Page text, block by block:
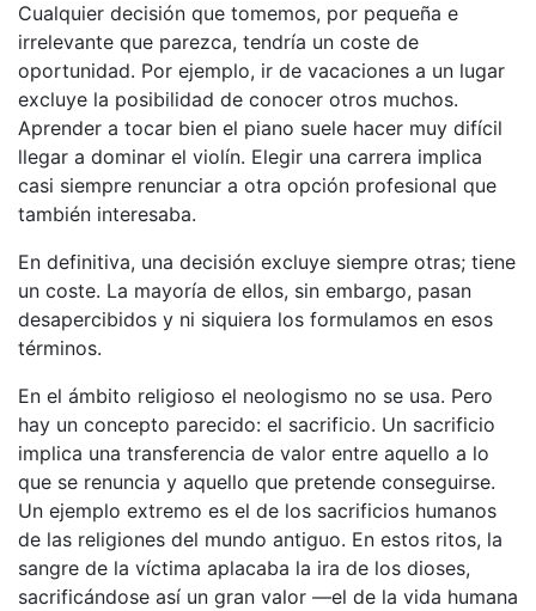
Cualquier decisión que tomemos, por pequeña e
irrelevante que parezca, tendría un coste de
oportunidad. Por ejemplo, ir de vacaciones a un lugar
excluye la posibilidad de conocer otros muchos.
Aprender a tocar bien el piano suele hacer muy difícil
llegar a dominar el violín. Elegir una carrera implica
casi siempre renunciar a otra opción profesional que
también interesaba.
En definitiva, una decisión excluye siempre otras; tiene
un coste. La mayoría de ellos, sin embargo, pasan
desapercibidos y ni siquiera los formulamos en esos
términos.
En el ámbito religioso el neologismo no se usa. Pero
hay un concepto parecido: el sacrificio. Un sacrificio
implica una transferencia de valor entre aquello a lo
que se renuncia y aquello que pretende conseguirse.
Un ejemplo extremo es el de los sacrificios humanos
de las religiones del mundo antiguo. En estos ritos, la
sangre de la víctima aplacaba la ira de los dioses,
sacrificándose así un gran valor —el de la vida humana